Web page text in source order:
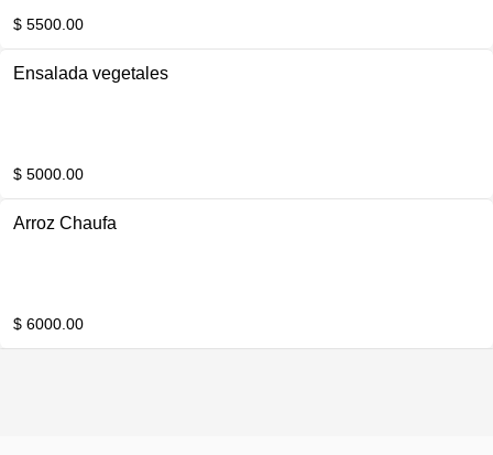
$ 5500.00
Ensalada vegetales
$ 5000.00
Arroz Chaufa
$ 6000.00